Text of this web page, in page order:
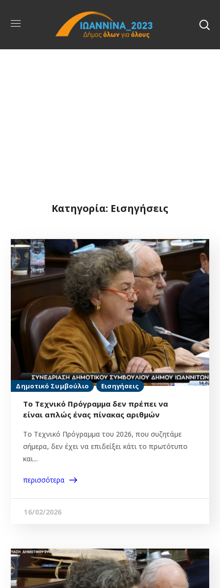
Κατηγορία: Εισηγήσεις
Δημοτικό Συμβούλιο Εισηγήσεις
Το Τεχνικό Πρόγραμμα δεν πρέπει να
είναι απλώς ένας πίνακας αριθμών
Το Τεχνικό Πρόγραμμα του 2026, που συζητάμε
σήμερα, δεν έχει να επιδείξει κάτι το πρωτότυπο
και...
περισσότερα
16/02/2026